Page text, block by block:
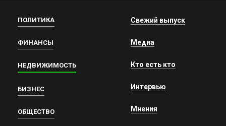
ПОЛИТИКА
ФИНАНСЫ
НЕДВИЖИМОСТЬ
БИЗНЕС
ОБЩЕСТВО
Свежий выпуск
Медиа
Кто есть кто
Интервью
Мнения